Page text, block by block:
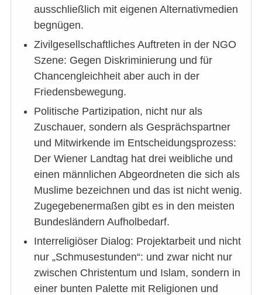
ausschließlich mit eigenen Alternativmedien
begnügen.
Zivilgesellschaftliches Auftreten in der NGO
Szene: Gegen Diskriminierung und für
Chancengleichheit aber auch in der
Friedensbewegung.
Politische Partizipation, nicht nur als
Zuschauer, sondern als Gesprächspartner
und Mitwirkende im Entscheidungsprozess:
Der Wiener Landtag hat drei weibliche und
einen männlichen Abgeordneten die sich als
Muslime bezeichnen und das ist nicht wenig.
Zugegebenermaßen gibt es in den meisten
Bundesländern Aufholbedarf.
Interreligiöser Dialog: Projektarbeit und nicht
nur „Schmusestunden“: und zwar nicht nur
zwischen Christentum und Islam, sondern in
einer bunten Palette mit Religionen und